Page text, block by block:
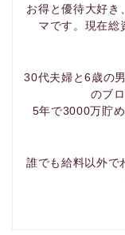
お得と優待大好き
マです。現在総
30代夫婦と6歳の
のブ
5年で3000万貯
誰でも給料以外で